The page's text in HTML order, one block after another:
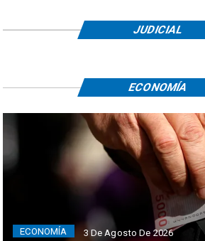
JUDICIAL
ECONOMÍA 3 De Agosto De 2026
ECONOMÍA